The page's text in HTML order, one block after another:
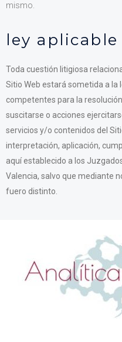
mismo.
ley
Toda cuestión litigiosa
Sitio Web estará sometida a la
competentes para la
suscitarse o acciones
servicios y/o contenidos del
interpretación, aplicación,
aquí establecido a los
Valencia, salvo que mediante
fuero distinto.